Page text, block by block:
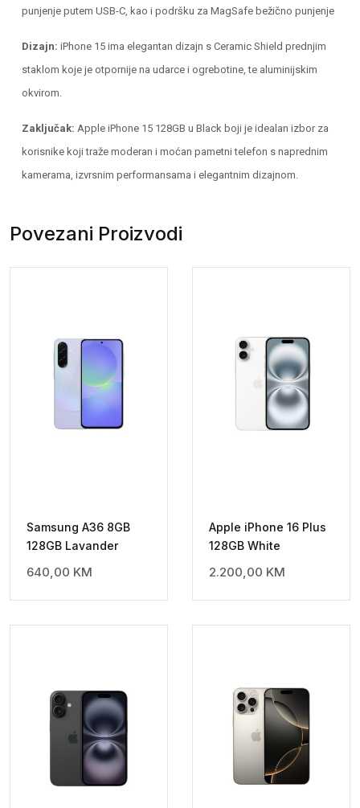
punjenje putem USB-C, kao i podršku za MagSafe bežično punjenje​
Dizajn: iPhone 15 ima elegantan dizajn s Ceramic Shield prednjim
staklom koje je otpornije na udarce i ogrebotine, te aluminijskim
okvirom.
Zaključak: Apple iPhone 15 128GB u Black boji je idealan izbor za
korisnike koji traže moderan i moćan pametni telefon s naprednim
kamerama, izvrsnim performansama i elegantnim dizajnom.
Povezani Proizvodi
Samsung A36 8GB
128GB Lavander
640,00 KM
Apple iPhone 16 Plus
128GB White
2.200,00 KM